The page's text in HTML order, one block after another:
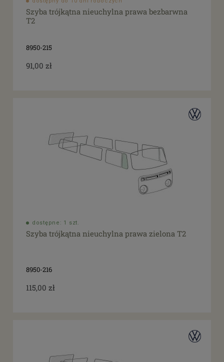
Szyba trójkątna nieuchylna prawa bezbarwna
T2
8950-215
91,00 zł
dostępne: 1 szt.
Szyba trójkątna nieuchylna prawa zielona T2
8950-216
115,00 zł